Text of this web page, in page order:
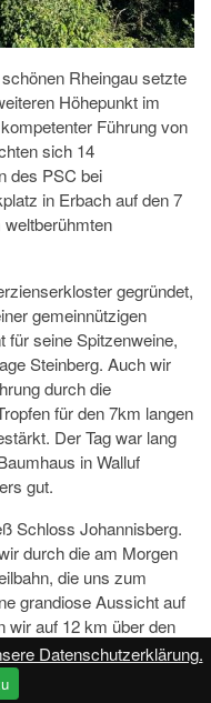
Rheingau setzte
Höhepunkt im
Führung von
sich 14
des PSC bei
in Erbach auf den 7
gegründet,
gemeinnützigen
für seine Spitzenweine,
Steinberg. Auch wir
durch die
für den 7km langen
Der Tag war lang
in Walluf
gut.
Schloss Johannisberg.
durch die am Morgen
die uns zum
grandiose Aussicht auf
wir auf 12 km über den
der Wiege einer der
dem Riesling. Auf
Datenschutzerklärung.